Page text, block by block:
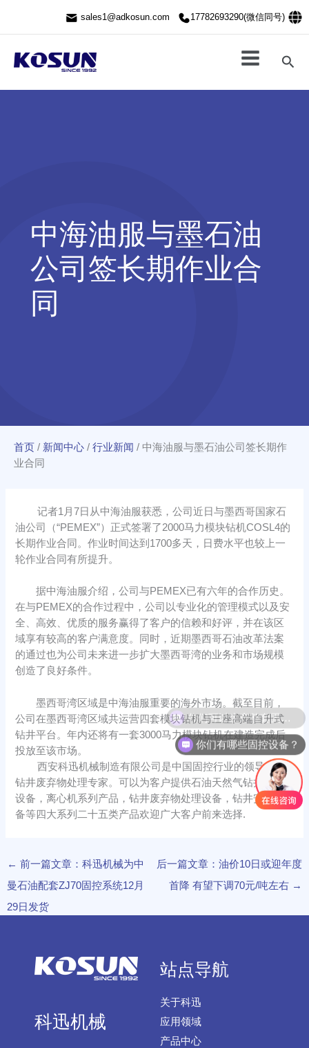
sales1@adkosun.com 17782693290(微信同号)
搜
索
中海油服与墨石油
公司签长期作业合
同
首页 / 新闻中心 / 行业新闻 / 中海油服与墨石油公司签长期作
业合同
记者1月7日从中海油服获悉，公司近日与墨西哥国家石
油公司（“PEMEX”）正式签署了2000马力模块钻机COSL4的
长期作业合同。作业时间达到1700多天，日费水平也较上一
轮作业合同有所提升。
据中海油服介绍，公司与PEMEX已有六年的合作历史。
在与PEMEX的合作过程中，公司以专业化的管理模式以及安
全、高效、优质的服务赢得了客户的信赖和好评，并在该区
域享有较高的客户满意度。同时，近期墨西哥石油改革法案
的通过也为公司未来进一步扩大墨西哥湾的业务和市场规模
创造了良好条件。
墨西哥湾区域是中海油服重要的海外市场。截至目前，
公司在墨西哥湾区域共运营四套模块钻机与三座高端自升式
钻井平台。年内还将有一套3000马力模块钻机在建造完成后
投放至该市场。
西安科迅机械制造有限公司是中国固控行业的领导者、
钻井废弃物处理专家。可以为客户提供石油天然气钻井固控
设备，离心机系列产品，钻井废弃物处理设备，钻井安防设
备等四大系列二十五类产品欢迎广大客户前来选择.
← 前一篇文章：科迅机械为中
曼石油配套ZJ70固控系统12月
29日发货
后一篇文章：油价10日或迎年度
首降 有望下调70元/吨左右 →
科迅机械
站点导航
关于科迅
应用领域
产品中心
你们有哪些固控设备？
你们可以生产整套固控系统吗？